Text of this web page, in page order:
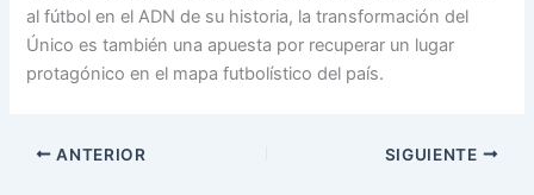
al fútbol en el ADN de su historia, la transformación del
Único es también una apuesta por recuperar un lugar
protagónico en el mapa futbolístico del país.
ANTERIOR SIGUIENTE